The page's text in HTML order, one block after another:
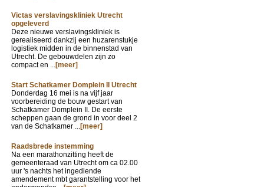
Victas verslavingskliniek Utrecht
opgeleverd
Deze nieuwe verslavingskliniek is
gerealiseerd dankzij een huzarenstukje
logistiek midden in de binnenstad van
Utrecht. De gebouwdelen zijn zo
compact en ...[meer]
Start Schatkamer Domplein II Utrecht
Donderdag 16 mei is na vijf jaar
voorbereiding de bouw gestart van
Schatkamer Domplein II. De eerste
scheppen gaan de grond in voor deel 2
van de Schatkamer ...[meer]
Raadsbrede instemming
Na een marathonzitting heeft de
gemeenteraad van Utrecht om ca 02.00
uur 's nachts het ingediende
amendement mbt garantstelling voor het